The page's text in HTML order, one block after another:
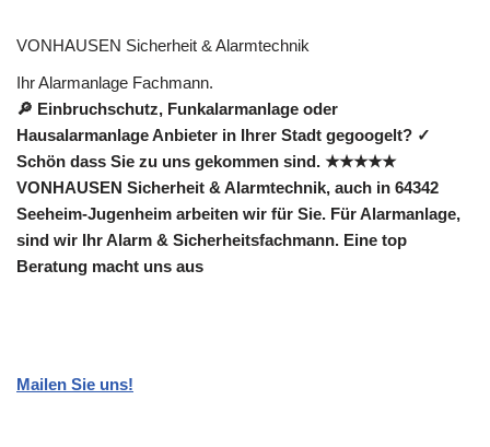
VONHAUSEN Sicherheit & Alarmtechnik
Ihr Alarmanlage Fachmann.
🔎 Einbruchschutz, Funkalarmanlage oder
Hausalarmanlage Anbieter in Ihrer Stadt gegoogelt? ✓
Schön dass Sie zu uns gekommen sind. ★★★★★
VONHAUSEN Sicherheit & Alarmtechnik, auch in 64342
Seeheim-Jugenheim arbeiten wir für Sie. Für Alarmanlage,
sind wir Ihr Alarm & Sicherheitsfachmann. Eine top
Beratung macht uns aus
Mailen Sie uns!